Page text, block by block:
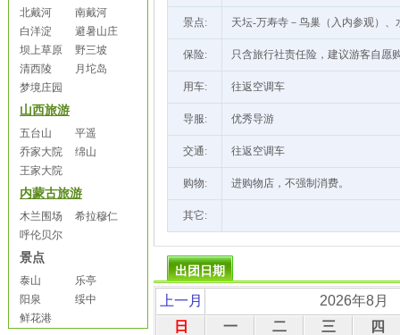
北戴河
南戴河
白洋淀
避暑山庄
坝上草原
野三坡
清西陵
月坨岛
梦境庄园
山西旅游
五台山
平遥
乔家大院
绵山
王家大院
内蒙古旅游
木兰围场
希拉穆仁
呼伦贝尔
景点
泰山
乐亭
阳泉
绥中
鲜花港
景点: 天坛-万寿寺－鸟巢（入内参观）
保险: 只含旅行社责任险，建议游客自愿
用车: 往返空调车
导服: 优秀导游
交通: 往返空调车
购物: 进购物店，不强制消费。
其它:
出团日期
上一月
2026年8月
日
一 二 三 四